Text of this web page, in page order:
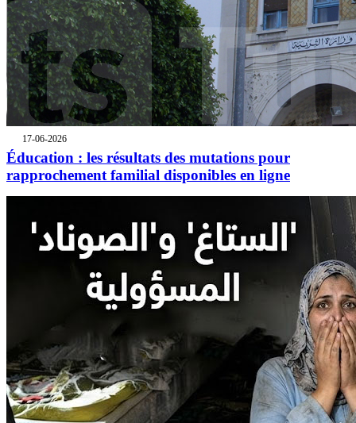
17-06-2026
Éducation : les résultats des mutations pour
rapprochement familial disponibles en ligne